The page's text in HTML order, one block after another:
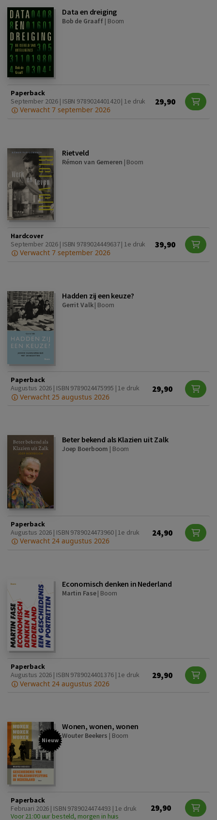
Data en dreiging
Bob de Graaff | Boom
Paperback
September 2026 | ISBN 9789024401420 | 1e druk
Verwacht 7 september 2026
29,90
Rietveld
Rémon van Gemeren | Boom
Hardcover
September 2026 | ISBN 9789024449637 | 1e druk
Verwacht 7 september 2026
39,90
Hadden zij een keuze?
Gerrit Valk| Boom
Paperback
Augustus 2026 | ISBN 9789024475995 | 1e druk
Verwacht 25 augustus 2026
29,90
Beter bekend als Klazien uit Zalk
Joep Boerboom | Boom
Paperback
Augustus 2026 | ISBN 9789024473960 | 1e druk
Verwacht 24 augustus 2026
24,90
Economisch denken in Nederland
Martin Fase| Boom
Paperback
Augustus 2026 | ISBN 9789024401376 | 1e druk
Verwacht 24 augustus 2026
29,90
Nieuw
Wonen, wonen, wonen
Wouter Beekers | Boom
Paperback
Februari 2026 | ISBN 9789024474493 | 1e druk
Voor 21:00 uur besteld, morgen in huis
29,90